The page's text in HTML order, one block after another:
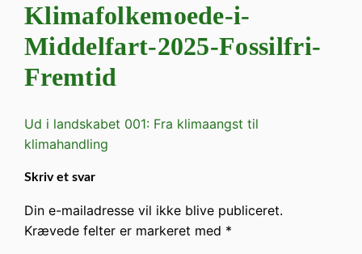
Klimafolkemoede-i-
Middelfart-2025-Fossilfri-
Fremtid
Ud i landskabet 001: Fra klimaangst til
klimahandling
Skriv et svar
Din e-mailadresse vil ikke blive publiceret.
Krævede felter er markeret med *